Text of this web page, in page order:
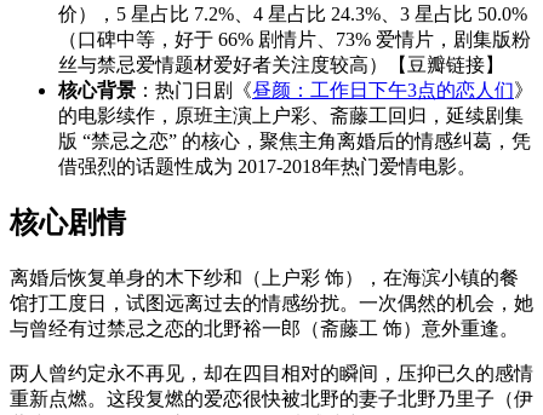
价），5 星占比 7.2%、4 星占比 24.3%、3 星占比 50.0%
（口碑中等，好于 66% 剧情片、73% 爱情片，剧集版粉
丝与禁忌爱情题材爱好者关注度较高）【豆瓣链接】
核心背景 ：热门日剧《昼颜：工作日下午3点的恋人们》
的电影续作，原班主演上户彩、斋藤工回归，延续剧集
版 “禁忌之恋” 的核心，聚焦主角离婚后的情感纠葛，凭
借强烈的话题性成为 2017-2018年热门爱情电影。
核心剧情
离婚后恢复单身的木下纱和（上户彩 饰），在海滨小镇的餐
馆打工度日，试图远离过去的情感纷扰。一次偶然的机会，她
与曾经有过禁忌之恋的北野裕一郎（斋藤工 饰）意外重逢。
两人曾约定永不再见，却在四目相对的瞬间，压抑已久的感情
重新点燃。这段复燃的爱恋很快被北野的妻子北野乃里子（伊